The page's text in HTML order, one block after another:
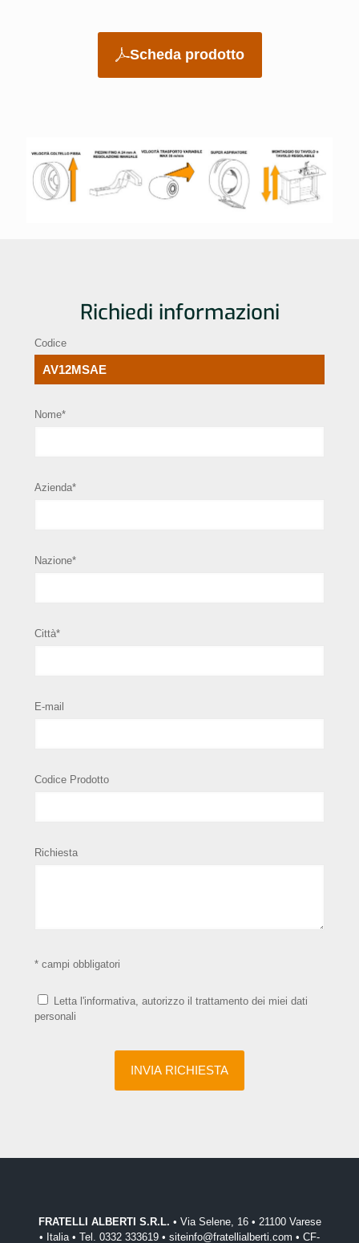
Scheda prodotto
Richiedi informazioni
Codice
Nome*
Azienda*
Nazione*
Città*
E-mail
Codice Prodotto
Richiesta
* campi obbligatori
Letta l'informativa, autorizzo il trattamento dei miei dati
personali
FRATELLI ALBERTI S.R.L. • Via Selene, 16 • 21100 Varese
• Italia • Tel. 0332 333619 • siteinfo@fratellialberti.com • CF-